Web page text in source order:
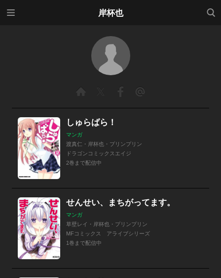
岸杯也
検索
しゅらばら！
マンガ
渡真仁・岸杯也・プリンプリン
ドラゴンコミックスエイジ
2巻まで配信中
せんせい、まちがってます。
マンガ
草壁レイ・岸杯也・プリンプリン
MFコミックス アライブシリーズ
1巻まで配信中